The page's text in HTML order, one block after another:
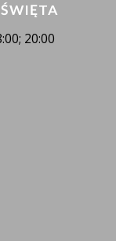
20:00